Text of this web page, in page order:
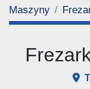
Maszyny